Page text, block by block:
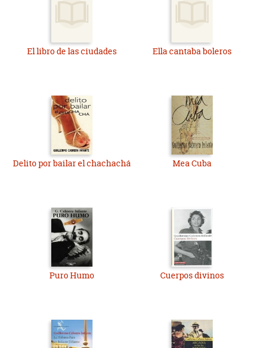
El libro de las ciudades Ella cantaba boleros
Delito por bailar el chachachá Mea Cuba
Puro Humo Cuerpos divinos